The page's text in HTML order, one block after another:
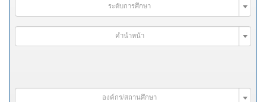
ระดับการศึกษา
คำนำหน้า
องค์กร/สถานศึกษา